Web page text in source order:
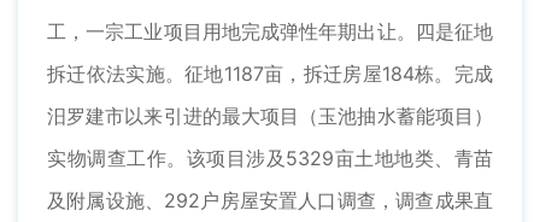
工，一宗工业项目用地完成弹性年期出让。四是征地
拆迁依法实施。征地1187亩，拆迁房屋184栋。完成
汨罗建市以来引进的最大项目（玉池抽水蓄能项目）
实物调查工作。该项目涉及5329亩土地地类、青苗
及附属设施、292户房屋安置人口调查，调查成果直